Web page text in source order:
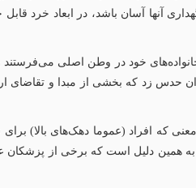
آنها آسان باشد، در ابعاد خرد
خود در وطن اصلی
زد که بخشی از مبدا و تقاضای ارز
که افراد (عموما دهک‌های بالا) برای
به همین دلیل است که برخی از پزشکان